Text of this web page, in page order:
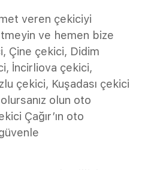
veren çekiciyi
ve hemen bize
Çine çekici, Didim
İncirliova çekici,
çekici, Kuşadası çekici
olun oto
Çağır’ın oto